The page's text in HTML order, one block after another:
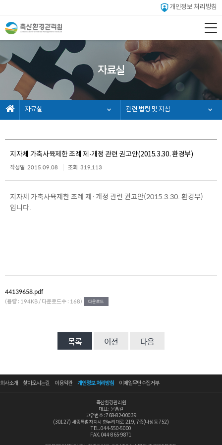
개인정보 처리방침
자료실
자료실 관련 법령 및 지침
지자체 가축사육제한 조례 제·개정 관련 권고안(2015.3.30. 환경부)
작성일 2015.09.08 조회 319,113
지자체 가축사육제한 조례 제·개정 관련 권고안(2015.3.30. 환경부)
입니다.
44139658.pdf
(용량 : 194KB / 다운로드수 : 168)
목록 이전 다음
회사소개 찾아오시는길 이용약관 개인정보 처리방침 이메일무단수집거부
축산환경관리원
대표 : 문홍길
고유번호 : 768-82-00039
(30127) 세종특별자치시 한누리대로 219, 7층(나성동 752)
TEL. 044-550-5000
FAX. 044-865-9871